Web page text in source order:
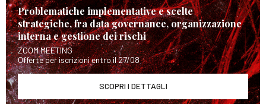
Problematiche implementative e scelte
strategiche, fra data governance, organizzazione
interna e gestione dei rischi
ZOOM MEETING
Offerte per iscrizioni entro il 27/08
SCOPRI I DETTAGLI